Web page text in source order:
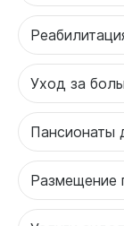
Уход за
Пансионаты
Размещение